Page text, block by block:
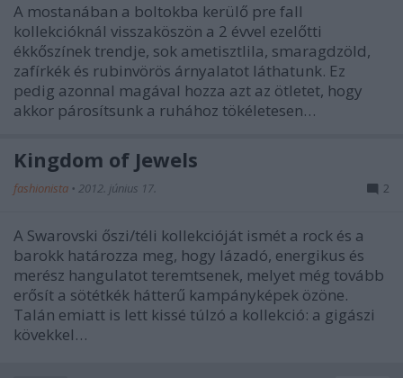
A mostanában a boltokba kerülő pre fall
kollekcióknál visszaköszön a 2 évvel ezelőtti
ékkőszínek trendje, sok ametisztlila, smaragdzöld,
zafírkék és rubinvörös árnyalatot láthatunk. Ez
pedig azonnal magával hozza azt az ötletet, hogy
akkor párosítsunk a ruhához tökéletesen…
Kingdom of Jewels
fashionista • 2012. június 17. 2
A Swarovski őszi/téli kollekcióját ismét a rock és a
barokk határozza meg, hogy lázadó, energikus és
merész hangulatot teremtsenek, melyet még tovább
erősít a sötétkék hátterű kampányképek özöne.
Talán emiatt is lett kissé túlzó a kollekció: a gigászi
kövekkel…